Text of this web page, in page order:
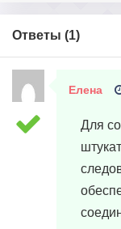
Ответы (1)
Елена
Для